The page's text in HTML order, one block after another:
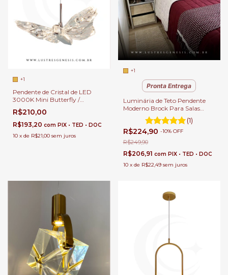
+1
Pendente de Cristal de LED
3000K Mini Butterfly /
Borboleta Cromada 20x14cm
Para Cabeceira de Cama e
Lavabo Moderno
R$210,00
R$193,20 com PIX • TED • DOC
10 x de R$21,00 sem juros
+1
Pronta Entrega
Luminária de Teto Pendente
Moderno Brock Para Salas
Lavabos Balcão e Cabeceira de
(1)
R$224,90 -10% OFF
R$249,90
R$206,91 com PIX • TED • DOC
10 x de R$22,49 sem juros